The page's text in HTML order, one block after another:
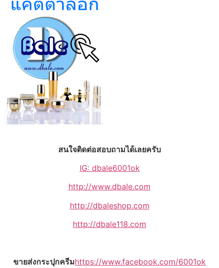
สนใจติดต่อสอบถามได้เลยครับ
IG: dbale6001ok
http://www.dbale.com
http://dbaleshop.com
http://dbale118.com
ขายส่งกระปุกครีมhttps://www.facebook.com/6001ok